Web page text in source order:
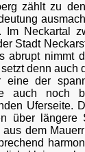
zählt zu
Im Neckartal
Stadt
abrupt nimmt
denn auch
eine der
auch noch
Uferseite.
über längere
dem